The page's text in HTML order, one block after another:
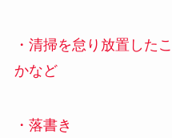
・清掃を怠り放置した
かなど
・落書き